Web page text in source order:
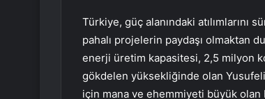
Türkiye, güç alanındaki
pahalı projelerin paydaşı olmaktan
enerji üretim kapasitesi, 2,5 milyon
gökdelen yüksekliğinde olan Yusufeli
için mana ve ehemmiyeti büyük